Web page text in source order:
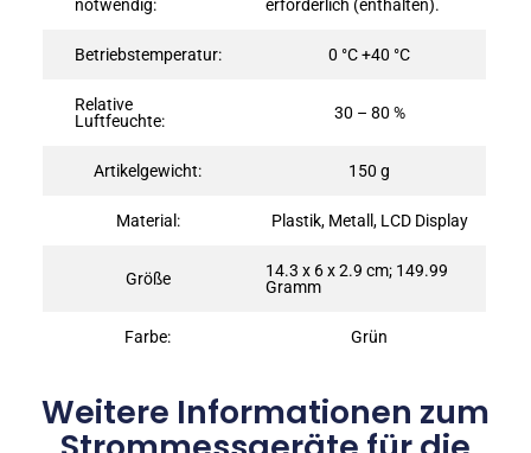
notwendig:
erforderlich (enthalten).
Betriebstemperatur: 0 °C +40 °C
Relative
Luftfeuchte:
30 – 80 %
Artikelgewicht: ‎150 g
Material: Plastik, Metall, LCD Display
Größe
‎14.3 x 6 x 2.9 cm; 149.99
Gramm
Farbe: Grün
Weitere Informationen zum